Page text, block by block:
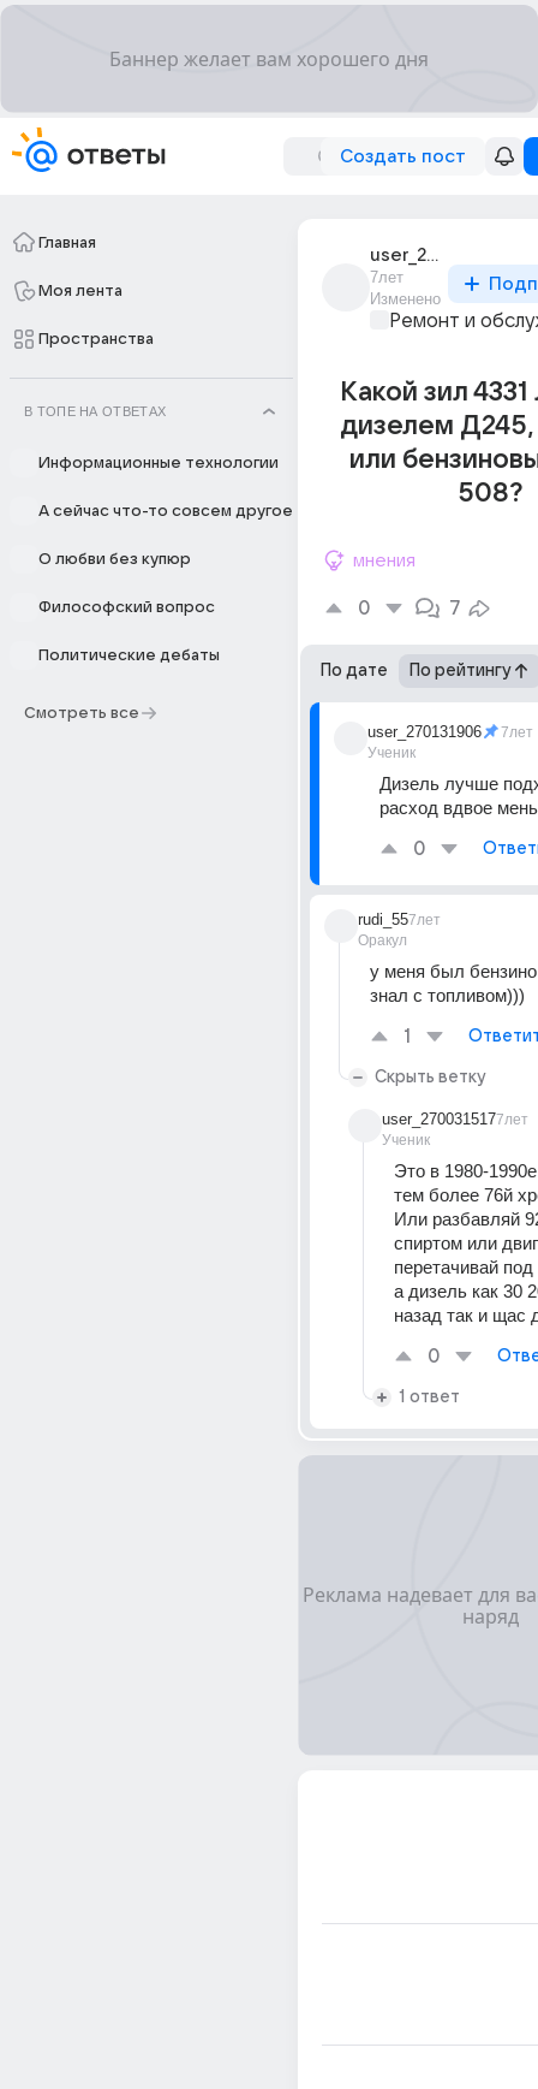
Создать пост
Главная
Моя лента
Пространства
В ТОПЕ НА ОТВЕТАХ
Информационные технологии
А сейчас что-то совсем другое
О любви без купюр
Философский вопрос
Политические дебаты
Смотреть все
user_270031517
7лет
Изменено
Ремонт и
Какой зил
дизелем Д245,
или
508?
мнения
0 7
По дате По рейтингу
user_270131906
Ученик
7лет
Дизель лучше
расход вдвое
0
rudi_55
Оракул
7лет
у меня был
знал с топливом)))
1
Скрыть ветку
user_270031517
Ученик
7лет
Это в 1980-
тем более 76й
Или разбавляй
спиртом или
перетачивай под
а дизель как 30
назад так и щас
0
1 ответ